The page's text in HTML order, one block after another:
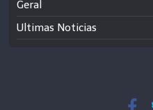
Geral
Ultimas Noticias